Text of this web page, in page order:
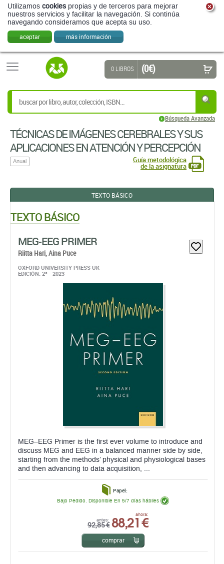
Búsqueda Avanzada
0 LIBROS (0 €)
TÉCNICAS DE IMÁGENES CEREBRALES Y SUS
APLICACIONES EN ATENCIÓN Y PERCEPCIÓN
de la asignatura
TEXTO BÁSICO
TEXTO BÁSICO
MEG-EEG PRIMER
Riitta Hari,Aina Puce
OXFORD UNIVERSITY PRESS UK
EDICIÓN: 2ª - 2023
MEG–EEG Primer is the first ever volume to introduce and
discuss MEG and EEG in a balanced manner side by side,
and then advancing to data acquisition, ...
Papel:
antes:
92,85 €
ahora:
88,21 €
Bajo Pedido. Disponible En 5/7 días hábiles
comprar
NEUROIMAGEN TECNICAS Y PROCESOS
Raúl Cabestrero Alonso,Fernando Maestu Unturbe